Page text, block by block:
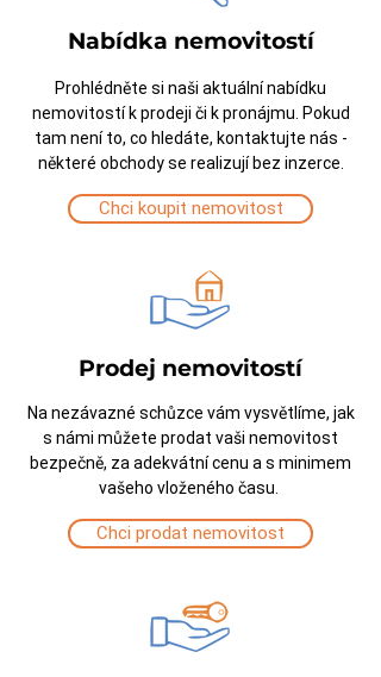
Nabídka nemovitostí
Prohlédněte si naši aktuální nabídku
nemovitostí k prodeji či k pronájmu. Pokud
tam není to, co hledáte, kontaktujte nás -
některé obchody se realizují bez inzerce.
Chci koupit nemovitost
Prodej nemovitostí
Na nezávazné schůzce vám vysvětlíme, jak
s námi můžete prodat vaši nemovitost
bezpečně, za adekvátní cenu a s minimem
vašeho vloženého času.
Chci prodat nemovitost